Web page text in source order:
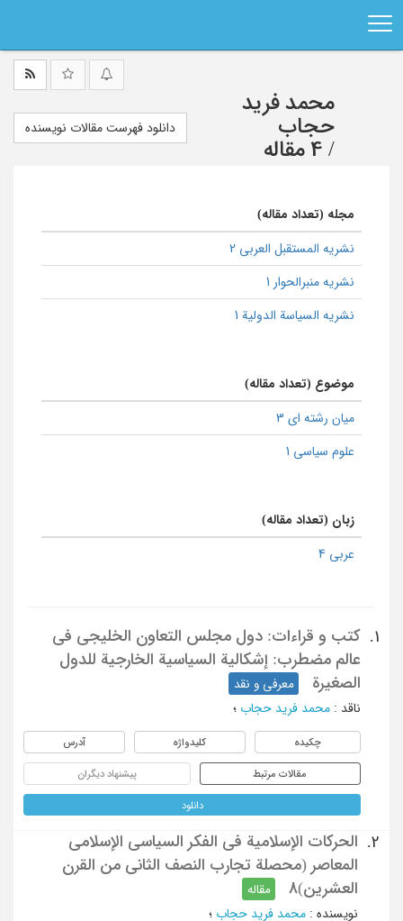
محمد فرید
حجاب
/ 4 مقاله
دانلود فهرست مقالات نویسنده
مجله (تعداد مقاله)
نشریه المستقبل العربی 2
نشریه منبرالحوار 1
نشریه السیاسة الدولیة 1
موضوع (تعداد مقاله)
میان رشته ای 3
علوم سیاسی 1
زبان (تعداد مقاله)
عربی 4
1.
کتب و قراءات: دول مجلس التعاون الخلیجی فی
عالم مضطرب: إشکالیة السیاسیة الخارجیة للدول
الصغیرة
معرفی و نقد
ناقد : محمد فرید حجاب ؛
چکیده کلیدواژه آدرس
مقالات مرتبط پیشنهاد دیگران
دانلود
2.
الحرکات الإسلامیة فی الفکر السیاسی الإسلامی
المعاصر (محصلة تجارب النصف الثانی من القرن
العشرین)8
مقاله
نویسنده : محمد فرید حجاب ؛